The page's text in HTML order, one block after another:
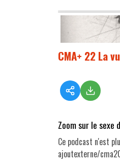
CMA+ 22 La
Zoom sur le sexe
Ce podcast n'est
ajoutexterne/